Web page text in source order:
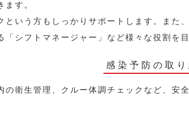
ます。
という方もしっかりサポートします。また
「シフトマネージャー」など様々な役割を
感染予防の取り
の衛生管理、クルー体調チェックなど、安